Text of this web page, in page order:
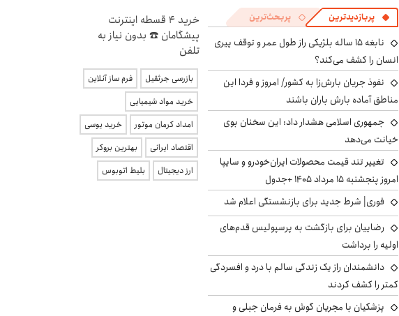
پربازدیدترین پربحث‌ترین
نابغه ۱۵ ساله بلژیکی راز طول عمر و توقف پیری
انسان را کشف می‌کند؟
نفوذ جریان بارش‌زا به کشور/ امروز و فردا این
مناطق آماده بارش باران باشند
جمهوری اسلامی هشدار داد: این سخنان بوی
خیانت می‌دهد
تغییر تند قیمت محصولات ایران‌خودرو و سایپا
امروز پنجشنبه ۱۵ مرداد ۱۴۰۵ +جدول
فوری| شرط جدید برای بازنشستگی اعلام شد
رضاییان برای بازگشت به پرسپولیس قدم‌های
اولیه را برداشت
دانشمندان راز یک زندگی سالم با درد و افسردگی
کمتر را کشف کردند
پزشکیان با مجریان گوش به فرمان جبلی و
خرید 4 قسطه اینترنت
پیشگامان ☎️ بدون نیاز به
تلفن
بازرسی جرثقیل
فرم ساز آنلاین
خرید مواد شیمیایی
امداد کرمان موتور
خرید یوسی
اقتصاد ایرانی
بهترین بروکر
ارز دیجیتال
بلیط اتوبوس